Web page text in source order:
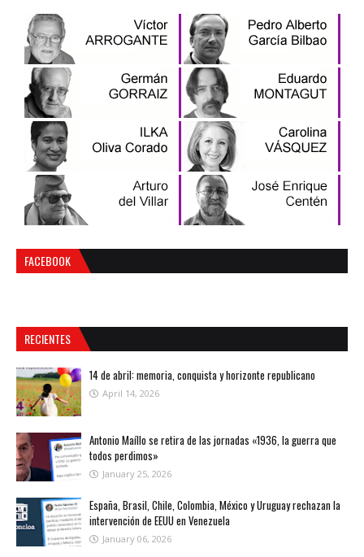
FACEBOOK
RECIENTES
14 de abril: memoria, conquista y horizonte republicano
April 14, 2026
Antonio Maíllo se retira de las jornadas «1936, la guerra que
todos perdimos»
January 25, 2026
España, Brasil, Chile, Colombia, México y Uruguay rechazan la
intervención de EEUU en Venezuela
January 06, 2026